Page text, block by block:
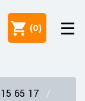
(0)
65 17